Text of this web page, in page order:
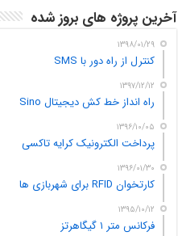
آخرین پروژه های بروز شده
۱۳۹۸/۰۱/۲۹
کنترل از راه دور با SMS
۱۳۹۷/۱۲/۱۲
راه انداز خط کش دیجیتال Sino
۱۳۹۶/۱۰/۰۵
پرداخت الکترونیک کرایه تاکسی
۱۳۹۶/۰۱/۳۰
کارتخوان RFID برای شهربازی ها
۱۳۹۵/۱۰/۱۲
فرکانس متر ۱ گیگاهرتز